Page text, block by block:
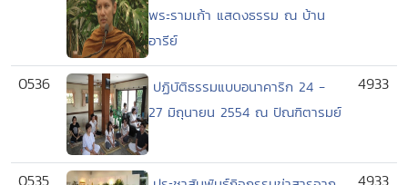
พระรามเก้า แสดงธรรม ณ บ้าน
อารีย์
0536
ปฏิบัติธรรมแบบอนาคาริก 24 -
27 มิถุนายน 2554 ณ ปัณฑิตารมย์
4933